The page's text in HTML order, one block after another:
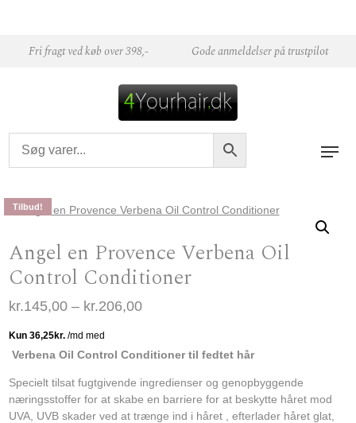
Fri fragt ved køb over 398,- Gode anmeldelser på trustpilot
Tilbud!
Angel en Provence Verbena Oil
Control Conditioner
kr.145,00 – kr.206,00Prisinterval: kr.145,00 til kr.206,00
Verbena Oil Control Conditioner til fedtet hår
Specielt tilsat fugtgivende ingredienser og genopbyggende
næringsstoffer for at skabe en barriere for at beskytte håret mod
UVA, UVB skader ved at trænge ind i håret , efterlader håret glat,